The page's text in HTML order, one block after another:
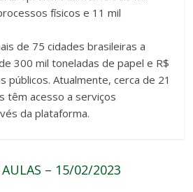
físicos e 11 mil
de 75 cidades brasileiras a
300 mil toneladas de papel e R$
públicos. Atualmente, cerca de 21
têm acesso a serviços
da plataforma.
– 15/02/2023